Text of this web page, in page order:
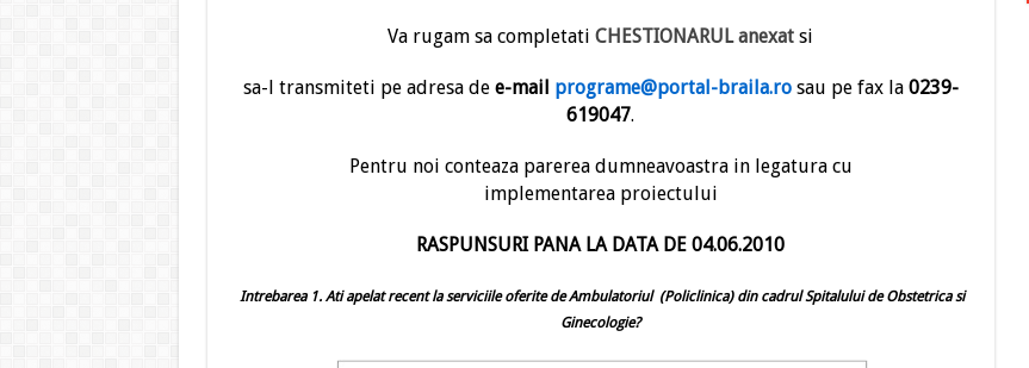
Va rugam sa completati CHESTIONARUL anexat si
sa-l transmiteti pe adresa de e-mail programe@portal-braila.rosau pe fax la 0239-
619047.
Pentru noi conteaza parerea dumneavoastra in legatura cu
implementarea proiectului
RASPUNSURI PANA LA DATA DE 04.06.2010
Intrebarea 1. Ati apelat recent la serviciile oferite de Ambulatoriul (Policlinica) din cadrul Spitalului de Obstetrica si
Ginecologie?